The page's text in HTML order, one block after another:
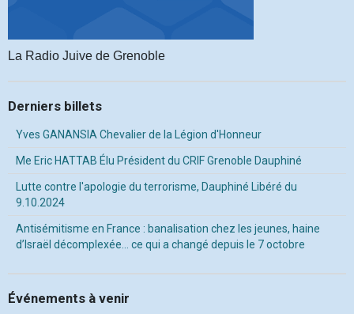
La Radio Juive de Grenoble
Derniers billets
Yves GANANSIA Chevalier de la Légion d'Honneur
Me Eric HATTAB Élu Président du CRIF Grenoble Dauphiné
Lutte contre l'apologie du terrorisme, Dauphiné Libéré du
9.10.2024
Antisémitisme en France : banalisation chez les jeunes, haine
d’Israël décomplexée… ce qui a changé depuis le 7 octobre
Événements à venir